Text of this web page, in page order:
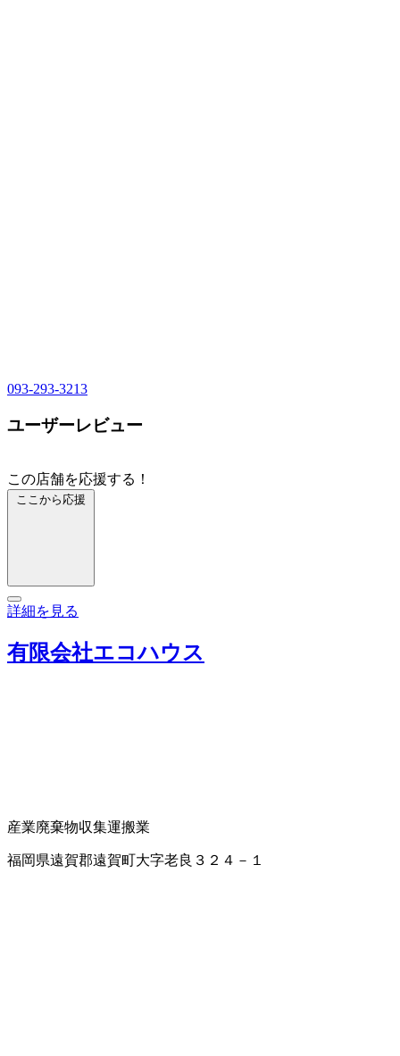
093-293-3213
ユーザーレビュー
この店舗を応援する！
ここから応援
詳細を見る
有限会社エコハウス
産業廃棄物収集運搬業
福岡県遠賀郡遠賀町大字老良３２４－１